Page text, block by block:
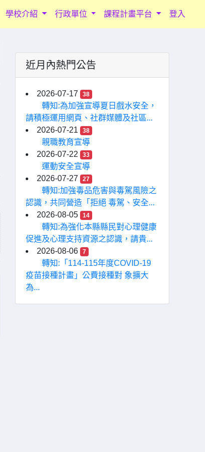
學校介紹 行政單位 課程計畫平台 登入
近月內熱門公告
2026-07-17 38
轉知:為加強宣導夏日戲水安全，
請積極運用網頁、社群媒體及社區...
2026-07-21
38
親職教育宣導
2026-07-22
33
運動安全宣導
2026-07-27
27
轉知:加強毒品危害與毒駕風險之
認識，共同營造「拒絕 毒駕、安全...
2026-08-05
14
轉知:為強化本縣縣民對心理健康
促進及心理支持資源之認識，請貴...
2026-08-06
7
轉知:「114-115年度COVID-19
疫苗接種計畫」公費接種對 象擴大
為...